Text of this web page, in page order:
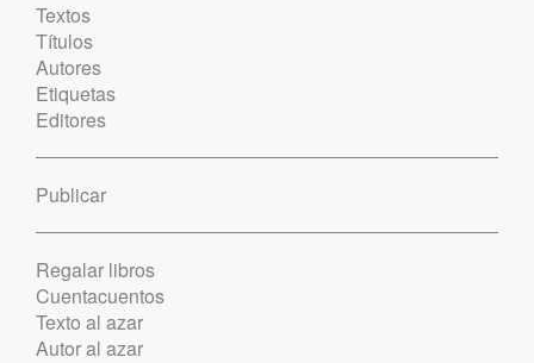
Textos
Títulos
Autores
Etiquetas
Editores
Publicar
Regalar libros
Cuentacuentos
Texto al azar
Autor al azar